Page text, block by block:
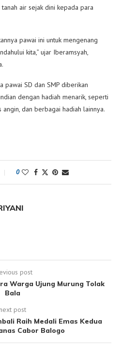
air sejak dini kepada para
pawai ini untuk mengenang
kita,” ujar Iberamsyah,
pawai SD dan SMP diberikan
dengan hadiah menarik, seperti
angin, dan berbagai hadiah lainnya.
0
post
Warga Ujung Murung Tolak
Bala
next post
Raih Medali Emas Kedua
Cabor Balogo